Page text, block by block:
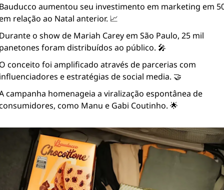
aumentou seu investimento em marketing em
relação ao Natal anterior. 📈
o show de Mariah Carey em São Paulo, 25 mil
foram distribuídos ao público. 🎤
conceito foi amplificado através de parcerias com
e estratégias de social media. 🤝
campanha homenageia a viralização espontânea de
como Manu e Gabi Coutinho. 🌟